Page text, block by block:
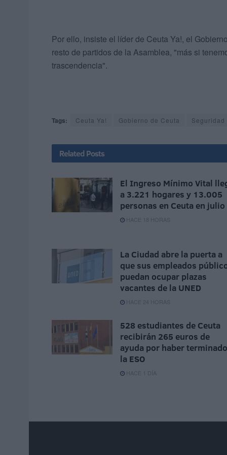
Por ello, insiste el líder de Ceuta Ya!, el
resto de partidos de la Asamblea, "más si
trascendencia".
Tags: Ceuta Ya! Gobierno de Ceuta Seguridad
Related Posts
El Ingreso Mínimo Vital
a 3.221 hogares y 13.005
personas en Ceuta en julio
HACE 18 HORAS
La Ciudad abre la puerta a
que sus empleados
puedan ocupar plazas
vacantes de la UNED
HACE 24 HORAS
528 estudiantes de Ceuta
recibirán 265 euros de
ayuda por haber terminado
la ESO
HACE 1 DÍA